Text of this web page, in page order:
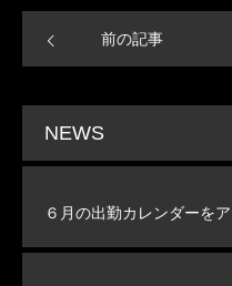
前の記事
NEWS
６月の出勤カレンダーを